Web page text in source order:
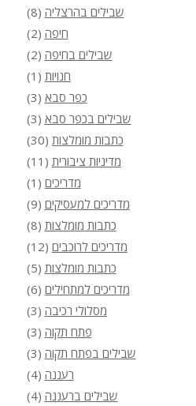
שבילים בהרצליה (8)
חיפה (2)
שבילים בחיפה (2)
חנויות (1)
כפר סבא (3)
שבילים בכפר סבא (3)
כתבות מומלצות (30)
מדיניות ציבורית (11)
מדריכים (1)
מדריכים למעסיקים (9)
כתבות מומלצות (8)
מדריכים לרוכבים (12)
כתבות מומלצות (5)
מדריכים למתחילים (6)
מסלולי רכיבה (3)
פתח תקוה (3)
שבילים בפתח תקוה (3)
רעננה (4)
שבילים ברעננה (4)